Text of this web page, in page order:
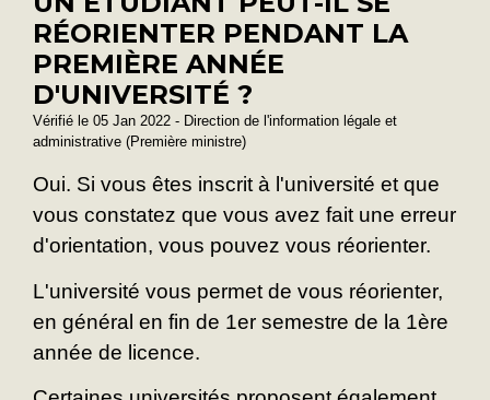
RÉORIENTER PENDANT LA
PREMIÈRE ANNÉE
D'UNIVERSITÉ ?
Vérifié le 05 Jan 2022 - Direction de l'information légale et
administrative (Première ministre)
Oui. Si vous êtes inscrit à l'université et que
vous constatez que vous avez fait une erreur
d'orientation, vous pouvez vous réorienter.
L'université vous permet de vous réorienter,
en général en fin de 1er semestre de la 1ère
année de licence.